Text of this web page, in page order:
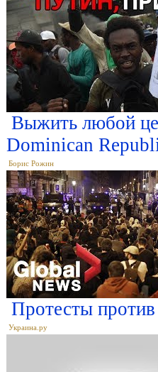
Выжить любой
Dominican
Борис Рожин
Протесты против
Украина.ру